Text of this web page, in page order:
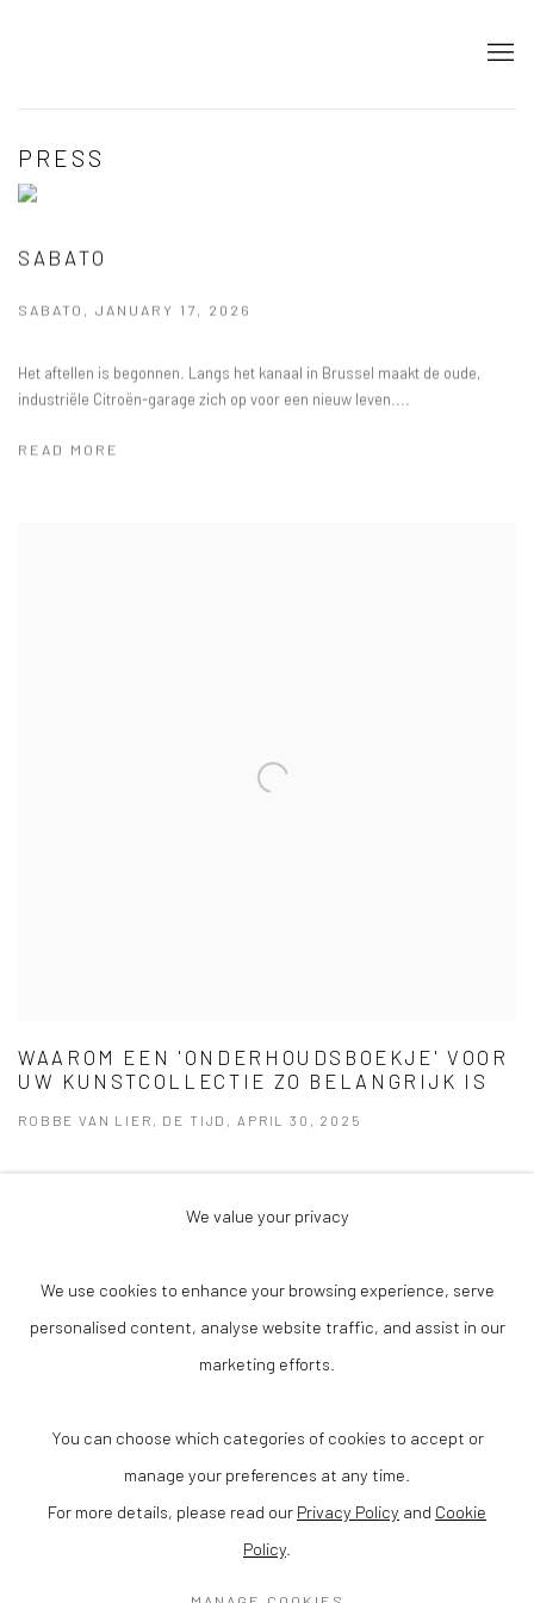
PRESS
SABATO
SABATO, JANUARY 17, 2026
Het aftellen is begonnen. Langs het kanaal in Brussel maakt de oude,
industriële Citroën-garage zich op voor een nieuw leven....
READ MORE
WAAROM EEN 'ONDERHOUDSBOEKJE' VOOR
UW KUNSTCOLLECTIE ZO BELANGRIJK IS
ROBBE VAN LIER, DE TIJD, APRIL 30, 2025
Manage cookies Terms & Conditions
© 2025 VANHAERENTS ART COLLECTION
Anneessensstraat 29
1000 Brussel (Belgium)
Open one Saturday each month or via a private group visit
We value your privacy
We use cookies to enhance your browsing experience, serve
personalised content, analyse website traffic, and assist in our
marketing efforts.
You can choose which categories of cookies to accept or
manage your preferences at any time.
For more details, please read our Privacy Policy and Cookie
Policy